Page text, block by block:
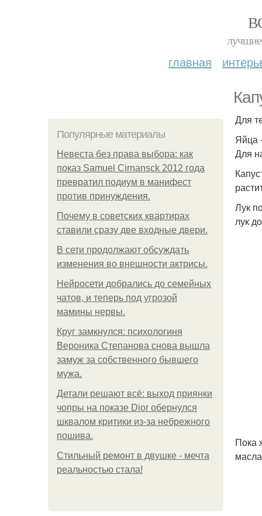
лучшие
главная
Популярные материалы
Невеста без права выбора: как
показ Samuel Cirnansck 2012 года
превратил подиум в манифест
против принуждения.
Почему в советских квартирах
ставили сразу две входные двери.
В сети продолжают обсуждать
изменения во внешности актрисы.
Нейросети добрались до семейных
чатов, и теперь под угрозой
мамины нервы.
Круг замкнулся: психологиня
Вероника Степанова снова вышла
замуж за собственного бывшего
мужа.
Детали решают всё: выход приянки
чопры на показе Dior обернулся
шквалом критики из-за небрежного
пошива.
Стильный ремонт в двушке - мечта
реальностью стала!
Для
Яйца
Для
Лук
лук
Пока